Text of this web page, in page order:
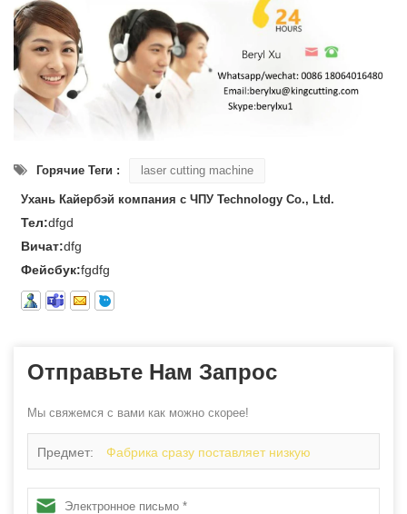
Горячие Теги : laser cutting machine
Ухань Кайербэй компания с ЧПУ Technology Co., Ltd.
Тел:dfgd
Вичат:dfg
Фейсбук:fgdfg
Отправьте Нам Запрос
Мы свяжемся с вами как можно скорее!
Предмет: Фабрика сразу поставляет низкую
стоимость высокой точности KCL 1000 Вт / 2000 Вт